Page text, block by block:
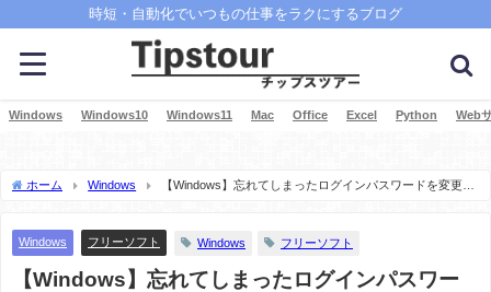
時短・自動化でいつもの仕事をラクにするブログ
Windows Windows10 Windows11 Mac Office Excel Python Web
ホーム Windows
【Windows】忘れてしまったログインパスワードを変更・
Windows フリーソフト Windows フリーソフト
【Windows】忘れてしまったログインパスワー